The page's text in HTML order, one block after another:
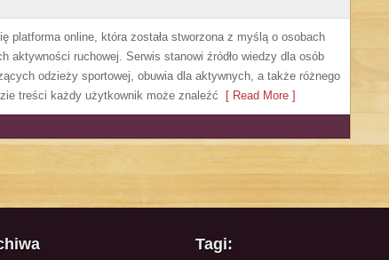
platforma online, która została stworzona z myślą o osobach
aktywności ruchowej. Serwis stanowi źródło wiedzy dla osób
odzieży sportowej, obuwia dla aktywnych, a także różnego
treści każdy użytkownik może znaleźć [ Read More ]
Tagi: